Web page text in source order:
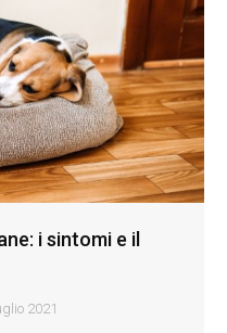
i sintomi e il
2021